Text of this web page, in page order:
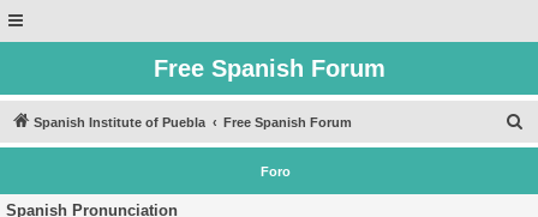
Free Spanish Forum
Spanish Institute of Puebla Free Spanish Forum
u
Foro
Spanish Pronunciation